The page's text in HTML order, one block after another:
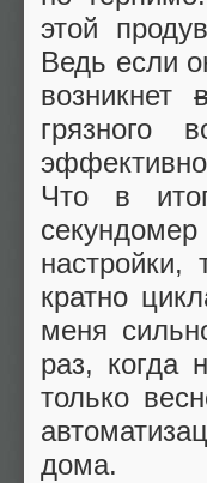
этой
Ведь если
возникнет
грязного
Что в
кратно
меня
раз, когда
только
дома.